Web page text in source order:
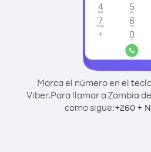
Marca el número en el
Viber.Para llamar a Zambia
como sigue:+260 +